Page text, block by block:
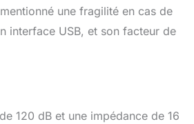
audio HD inclusune fragilité en cas de
interface USB, et son facteur de
120 dB et une impédance de 16